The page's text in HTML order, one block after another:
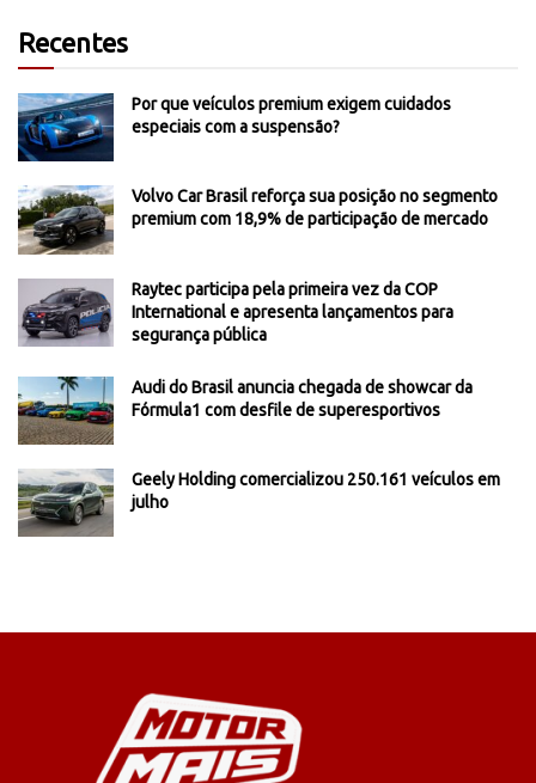
Recentes
Por que veículos premium exigem cuidados
especiais com a suspensão?
Volvo Car Brasil reforça sua posição no segmento
premium com 18,9% de participação de mercado
Raytec participa pela primeira vez da COP
International e apresenta lançamentos para
segurança pública
Audi do Brasil anuncia chegada de showcar da
Fórmula1 com desfile de superesportivos
Geely Holding comercializou 250.161 veículos em
julho